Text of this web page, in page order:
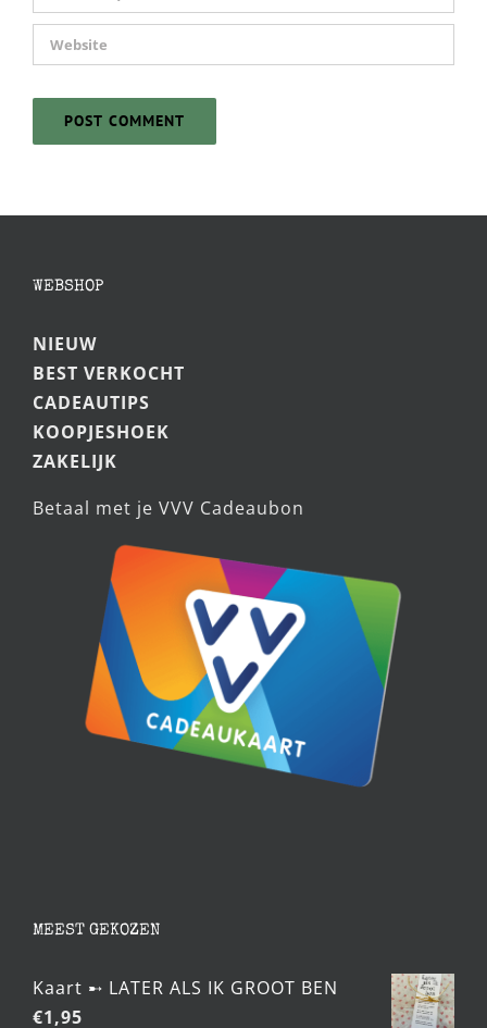
WEBSHOP
NIEUW
BEST VERKOCHT
CADEAUTIPS
KOOPJESHOEK
ZAKELIJK
Betaal met je VVV Cadeaubon
MEEST GEKOZEN
Kaart ➸ LATER ALS IK GROOT BEN
€1,95